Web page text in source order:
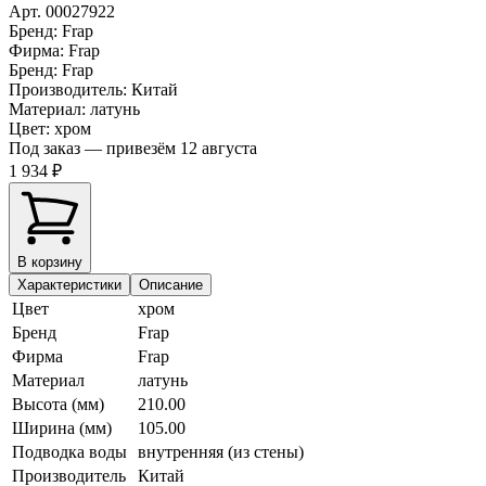
Арт. 00027922
Бренд: Frap
Фирма: Frap
Бренд: Frap
Производитель: Китай
Материал: латунь
Цвет: хром
Под заказ — привезём 12 августа
1 934 ₽
В корзину
Характеристики
Описание
Цвет
хром
Бренд
Frap
Фирма
Frap
Материал
латунь
Высота (мм)
210.00
Ширина (мм)
105.00
Подводка воды внутренняя (из стены)
Производитель
Китай